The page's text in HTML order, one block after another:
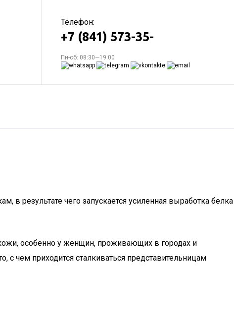
Телефон:
+7 (841) 573-35-
Пн-сб: 08:30—19:00
в результате чего запускается усиленная выработка белка
кожи, особенно у женщин, проживающих в городах и
с чем приходится сталкиваться представительницам